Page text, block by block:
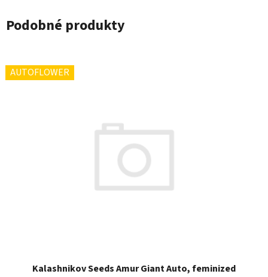
Podobné produkty
AUTOFLOWER
Kalashnikov Seeds Amur Giant Auto, feminized